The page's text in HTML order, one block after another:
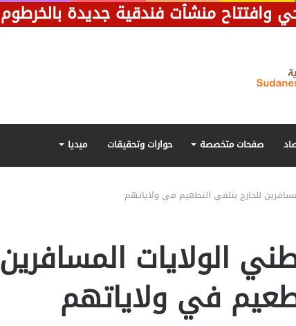
وافتتاح منشٱت فندقية جديدة بالخرطوم
صفحات متخصصة حوارات وتحقيقات ميديا
للخارج بتلقي التطعيم في ولاياتهم
الولايات المسافرين
في ولاياتهم